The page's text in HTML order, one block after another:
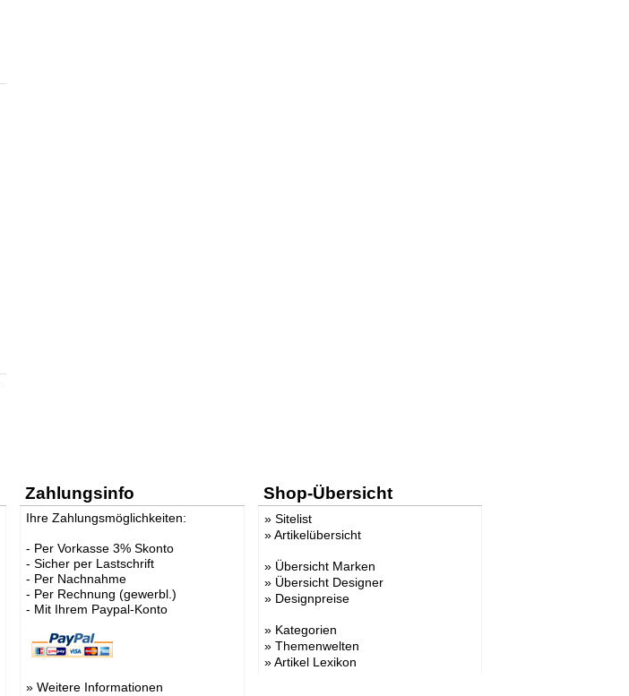
Zahlungsinfo
Ihre Zahlungsmöglichkeiten:
- Per Vorkasse 3% Skonto
- Sicher per Lastschrift
- Per Nachnahme
- Per Rechnung (gewerbl.)
- Mit Ihrem Paypal-Konto
»Weitere Informationen
Shop-Übersicht
» Sitelist
»Artikelübersicht
» Übersicht Marken
» Übersicht Designer
» Designpreise
» Kategorien
» Themenwelten
»Artikel Lexikon